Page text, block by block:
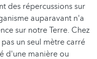
des répercussions sur
auparavant n'a
sur notre Terre. Chez
un seul mètre carré
d'une manière ou